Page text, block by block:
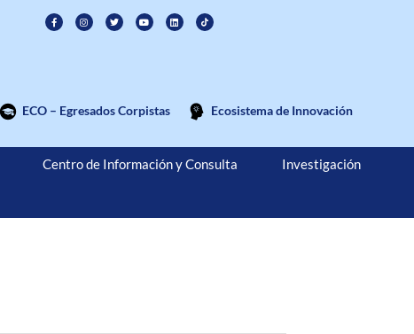
ECO – Egresados Corpistas Ecosistema de Innovación
Centro de Información y Consulta Investigación